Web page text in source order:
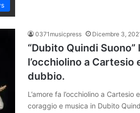
0371musicpress Dicembre 3,
“Dubito Quindi Suono”
l’occhiolino a Cartesio
dubbio.
L’amore fa l’occhiolino a Cartesio
coraggio e musica in Dubito